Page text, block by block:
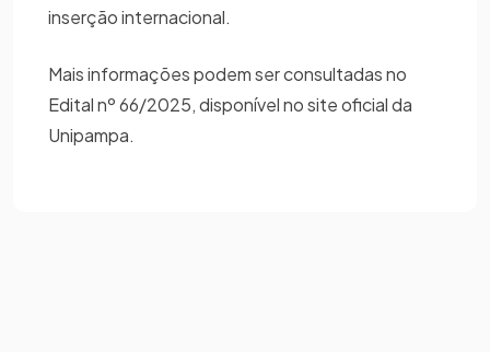
inserção internacional.
Mais informações podem ser consultadas no
Edital nº 66/2025, disponível no site oficial da
Unipampa.